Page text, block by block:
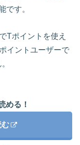
です。
Tポイントを使え
イントユーザーで
める！